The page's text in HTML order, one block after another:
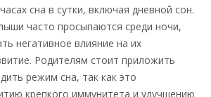
сна в сутки, включая дневной сон.
часто просыпаются среди ночи,
негативное влияние на их
Родителям стоит приложить
режим сна, так как это
крепкого иммунитета и улучшению